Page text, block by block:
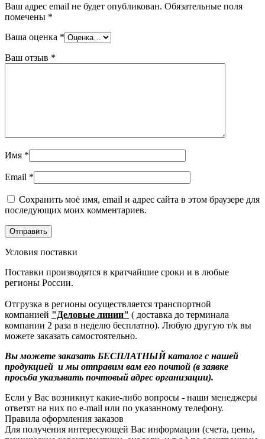
Ваш адрес email не будет опубликован. Обязательные поля
помечены *
Ваша оценка *
Ваш отзыв *
Имя *
Email *
Сохранить моё имя, email и адрес сайта в этом браузере для
последующих моих комментариев.
Условия поставки
Поставки производятся в кратчайшие сроки и в любые
регионы России.
Отгрузка в регионы осуществляется транспортной
компанией "Деловые линии" ( доставка до терминала
компании 2 раза в неделю бесплатно). Любую другую т/к вы
можете заказать самостоятельно.
Вы можете заказать БЕСПЛАТНЫЙ каталог с нашей
продукцией и мы отправим вам его почтой (в заявке
просьба указывать почтовый адрес организации).
Если у Вас возникнут какие-либо вопросы - наши менеджеры
ответят на них по e-mail или по указанному телефону.
Правила оформления заказов
Для получения интересующей Вас информации (счета, цены,